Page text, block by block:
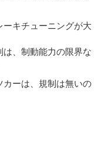
キチューニングが大
は、制動能力の限界な
カーは、規制は無いの